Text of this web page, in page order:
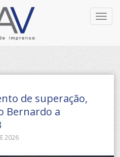
de superação,
Bernardo a
2026